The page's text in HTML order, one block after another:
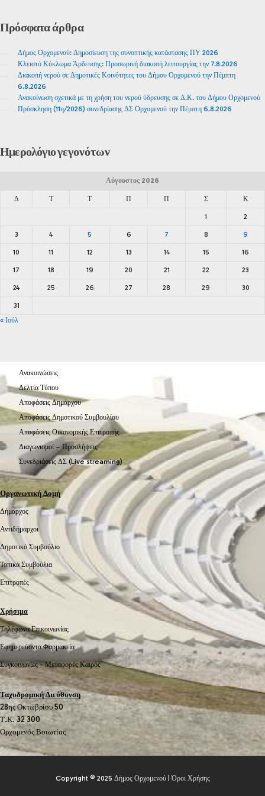
Πρόσφαταάρθρα
Δήμος Ορχομενού: Δημοσίευση της συνοπτικής κατάστασης ΠΥ 2026
Κλειστό Κύκλωμα Άρδευσης: Προσωρινή διακοπή λειτουργίας την 7.8.2026
Διακοπή νερού σε Δημοτικές Κοινότητες του Δήμου Ορχομενού την Πέμπτη
6.8.2026
Ανακοίνωση σχετικά με τη χρήση του νερού ύδρευσης σε Δ.Κ. του Δήμου Ορχομενού
Πρόσκληση (11η/2026) συνεδρίασης ΔΣ Ορχομενού την Πέμπτη 6.8.2026
Ημερολόγιογεγονότων
Αύγουστος 2026
Δ Τ Τ Π Π Σ Κ
1 2
3 4 5 6 7 8 9
10 11 12 13 14 15 16
17 18 19 20 21 22 23
24 25 26 27 28 29 30
31
« Ιούλ
Ανακοινώσεις
Δελτία Τύπου
Αποφάσεις Δημάρχου
Αποφάσεις Δημοτικού Συμβουλίου
Αποφάσεις Οικονομικής Επιτροπής
Διαγωνισμοί – Προσλήψεις
Συνεδριάσεις ΔΣ (Live streaming)
Οργανωτική Δομή
Δήμαρχος
Αντιδήμαρχοι
Δημοτικό Συμβούλιο
Τοπικά Συμβούλια
Επιτροπές
Χρήσιμα
Τηλέφωνα Επικοινωνίας
Εφημερεύοντα Φαρμακεία
Συγκοινωνίες -Μεταφορές Καιρός
Ταχυδρομική Διεύθυνση
28ης Οκτωβρίου 50
Τ.Κ. 32 300
Ορχομενός Βοιωτίας
Copyright © 2025 Δήμος Ορχομενού|Όροι Χρήσης